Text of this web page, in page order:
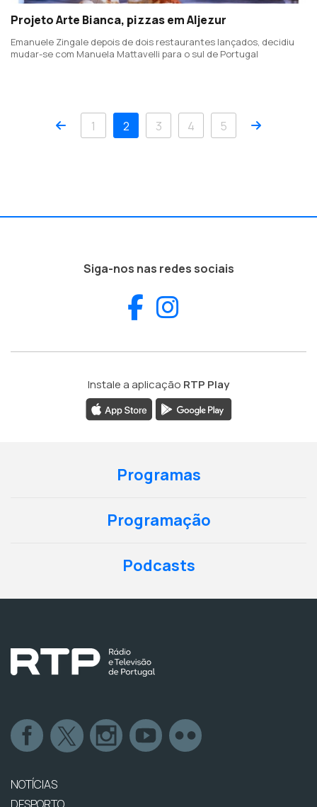
Projeto Arte Bianca, pizzas em Aljezur
Emanuele Zingale depois de dois restaurantes lançados, decidiu
mudar-se com Manuela Mattavelli para o sul de Portugal
Anterior
1 2 3 4 5 Próximo
Siga-nos nas redes sociais
Facebook
Instale a aplicação RTP Play
Programas
Programação
Podcasts
NOTÍCIAS